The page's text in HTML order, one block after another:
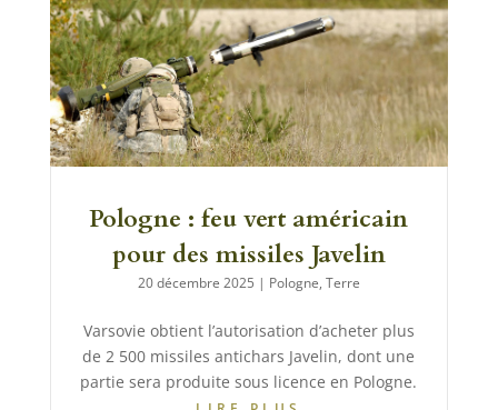
Pologne : feu vert américain
pour des missiles Javelin
20 décembre 2025 | Pologne, Terre
Varsovie obtient l’autorisation d’acheter plus
de 2 500 missiles antichars Javelin, dont une
partie sera produite sous licence en Pologne.